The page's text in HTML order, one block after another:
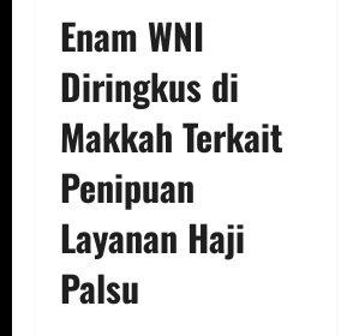
Enam WNI
Diringkus di
Makkah Terkait
Penipuan
Layanan Haji
Palsu